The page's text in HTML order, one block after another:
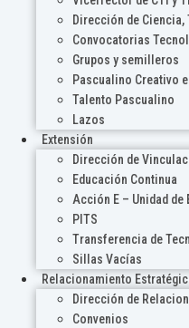
Dirección de
Convocatorias
Grupos y semilleros
Pascualino Creativo
Talento Pascualino
Lazos
Extensión
Dirección de
Educación Continua
Acción E – Unidad de
PITS
Transferencia de
Sillas Vacías
Relacionamiento
Dirección de
Convenios